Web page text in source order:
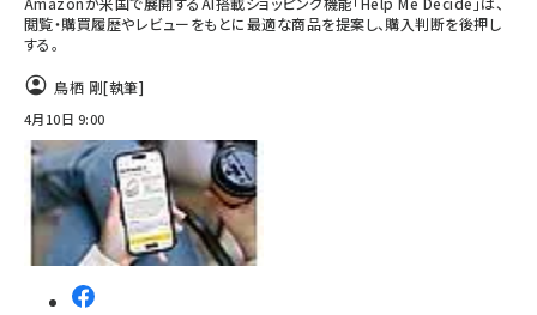
閲覧・購買履歴やレビューをもとに最適な商品を提案し、購入判断を後押し
する。
鳥栖 剛[執筆]
4月10日 9:00